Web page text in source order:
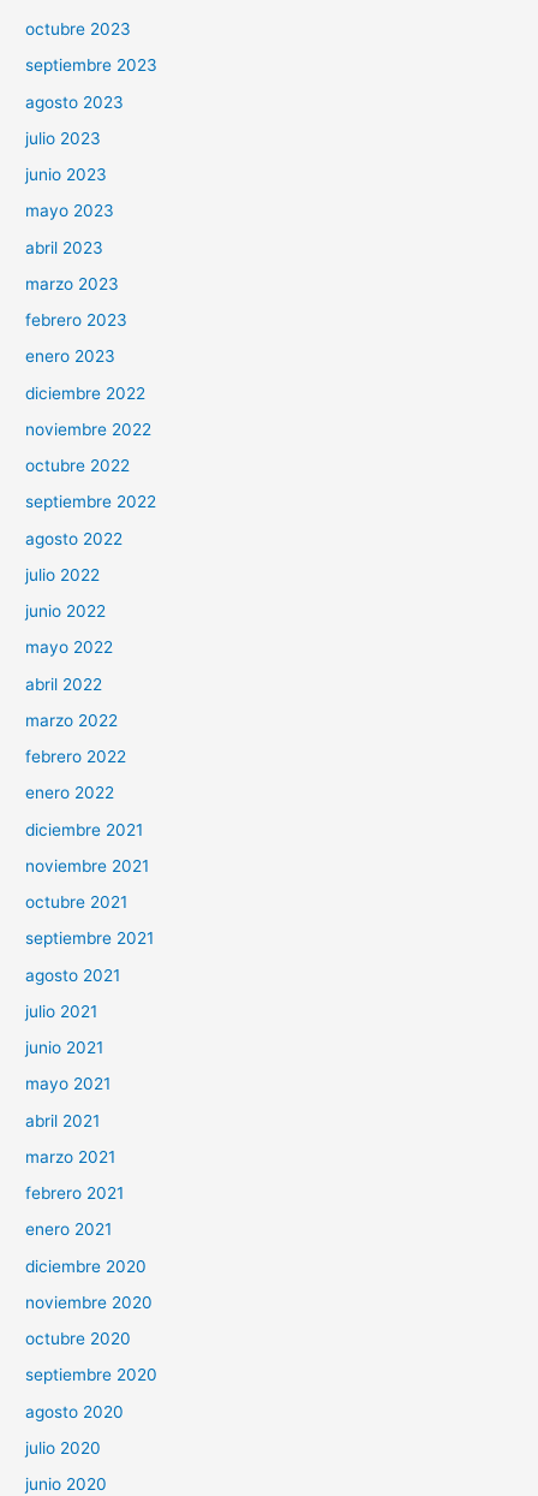
octubre 2023
septiembre 2023
agosto 2023
julio 2023
junio 2023
mayo 2023
abril 2023
marzo 2023
febrero 2023
enero 2023
diciembre 2022
noviembre 2022
octubre 2022
septiembre 2022
agosto 2022
julio 2022
junio 2022
mayo 2022
abril 2022
marzo 2022
febrero 2022
enero 2022
diciembre 2021
noviembre 2021
octubre 2021
septiembre 2021
agosto 2021
julio 2021
junio 2021
mayo 2021
abril 2021
marzo 2021
febrero 2021
enero 2021
diciembre 2020
noviembre 2020
octubre 2020
septiembre 2020
agosto 2020
julio 2020
junio 2020